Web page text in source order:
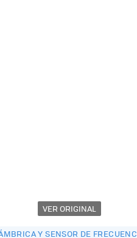
VER ORIGINAL
Y SENSOR DE